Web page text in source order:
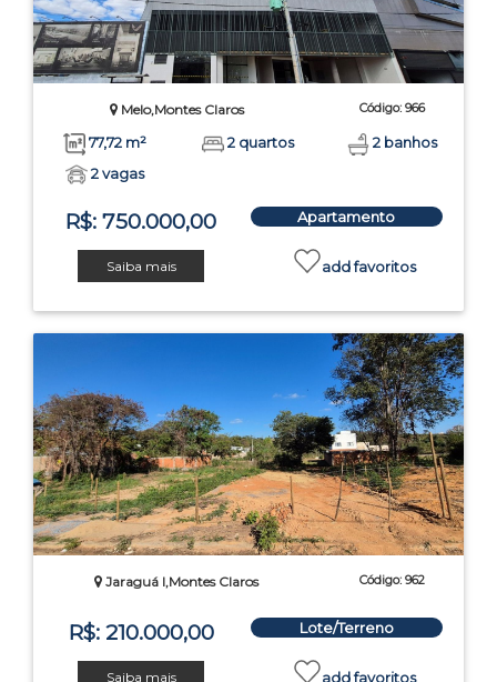
Melo,Montes Claros Código: 966
77,72 m² 2 quartos
2 banhos
2 vagas
R$: 750.000,00 Apartamento
Saiba mais add favoritos
Jaraguá I,Montes Claros Código: 962
R$: 210.000,00 Lote/Terreno
Saiba mais add favoritos